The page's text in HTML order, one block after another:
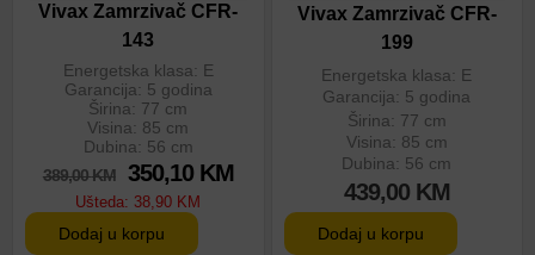
Vivax Zamrzivač CFR-
143
Energetska klasa: E
Garancija: 5 godina
Širina: 77 cm
Visina: 85 cm
Dubina: 56 cm
389,00KM 350,10 KM
Ušteda: 38,90 KM
Dodaj u korpu
Vivax Zamrzivač CFR-
199
Energetska klasa: E
Garancija: 5 godina
Širina: 77 cm
Visina: 85 cm
Dubina: 56 cm
439,00 KM
Dodaj u korpu